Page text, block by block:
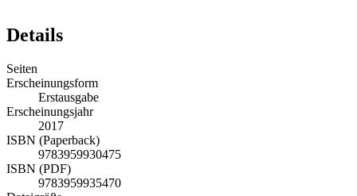
Details
Seiten
Erscheinungsform
Erstausgabe
Erscheinungsjahr
2017
ISBN (Paperback)
9783959930475
ISBN (PDF)
9783959935470